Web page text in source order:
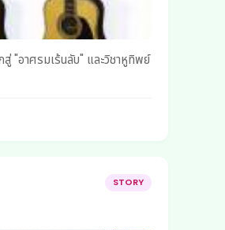
STORY